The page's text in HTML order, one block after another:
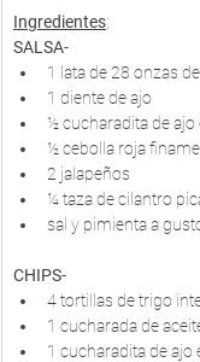
Ingredientes;
SALSA-
1 lata de 28 onzas
1 diente de ajo
½ cucharadita de ajo
½ cebolla roja
2 jalapeños
¼ taza de cilantro
sal y pimienta a
CHIPS-
4 tortillas de trigo
1 cucharada de
1 cucharadita de ajo